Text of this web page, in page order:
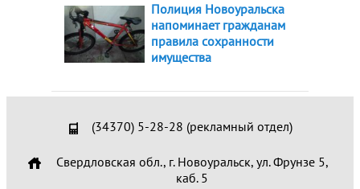
Полиция Новоуральска
напоминает гражданам
правила сохранности
имущества
(34370) 5-28-28 (рекламный отдел)
Свердловская обл., г. Новоуральск, ул. Фрунзе 5,
каб. 5